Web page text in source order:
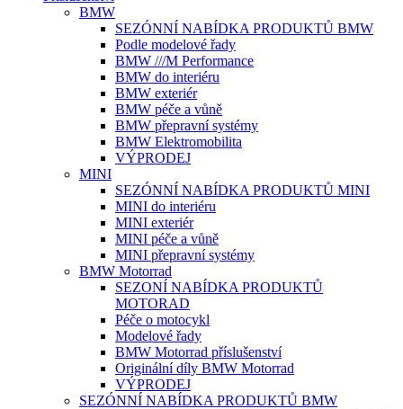
BMW
SEZÓNNÍ NABÍDKA PRODUKTŮ BMW
Podle modelové řady
BMW ///M Performance
BMW do interiéru
BMW exteriér
BMW péče a vůně
BMW přepravní systémy
BMW Elektromobilita
VÝPRODEJ
MINI
SEZÓNNÍ NABÍDKA PRODUKTŮ MINI
MINI do interiéru
MINI exteriér
MINI péče a vůně
MINI přepravní systémy
BMW Motorrad
SEZONÍ NABÍDKA PRODUKTŮ
MOTORAD
Péče o motocykl
Modelové řady
BMW Motorrad příslušenství
Originální díly BMW Motorrad
VÝPRODEJ
SEZÓNNÍ NABÍDKA PRODUKTŮ BMW